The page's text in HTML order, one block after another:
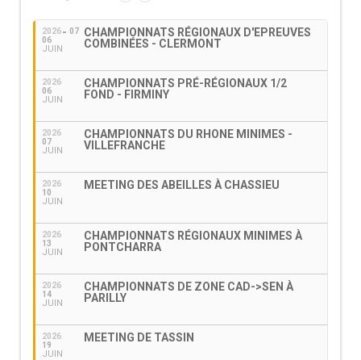
2026
06
JUIN
07
CHAMPIONNATS RÉGIONAUX D'EPREUVES
COMBINÉES - CLERMONT
2026
06
JUIN
CHAMPIONNATS PRÉ-RÉGIONAUX 1/2
FOND - FIRMINY
2026
07
JUIN
CHAMPIONNATS DU RHONE MINIMES -
VILLEFRANCHE
2026
10
JUIN
MEETING DES ABEILLES À CHASSIEU
2026
13
JUIN
CHAMPIONNATS RÉGIONAUX MINIMES À
PONTCHARRA
2026
14
JUIN
CHAMPIONNATS DE ZONE CAD->SEN À
PARILLY
2026
19
JUIN
MEETING DE TASSIN